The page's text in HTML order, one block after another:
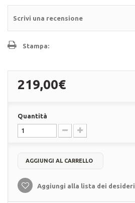
Scrivi una recensione
Stampa:
219,00€
Quantità
AGGIUNGI AL CARRELLO
Aggiungi alla lista dei desideri